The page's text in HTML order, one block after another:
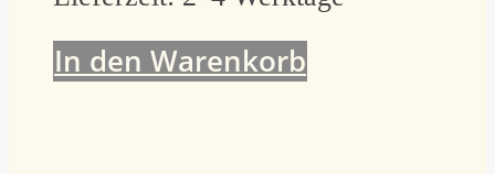
In den Warenkorb